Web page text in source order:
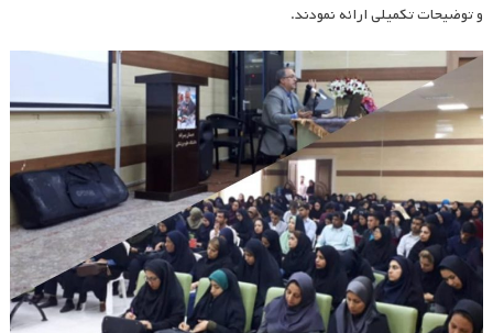
و توضیحات تکمیلی ارائه نمودند.